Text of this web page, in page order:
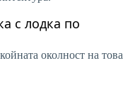
с лодка по
околност на това